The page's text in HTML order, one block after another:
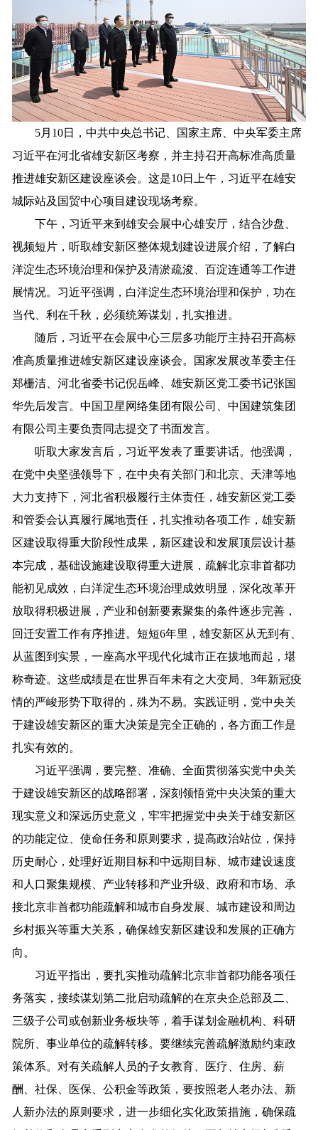
5月10日，中共中央总书记、国家主席、中央军委主席
习近平在河北省雄安新区考察，并主持召开高标准高质量
推进雄安新区建设座谈会。这是10日上午，习近平在雄安
城际站及国贸中心项目建设现场考察。
下午，习近平来到雄安会展中心雄安厅，结合沙盘、
视频短片，听取雄安新区整体规划建设进展介绍，了解白
洋淀生态环境治理和保护及清淤疏浚、百淀连通等工作进
展情况。习近平强调，白洋淀生态环境治理和保护，功在
当代、利在千秋，必须统筹谋划，扎实推进。
随后，习近平在会展中心三层多功能厅主持召开高标
准高质量推进雄安新区建设座谈会。国家发展改革委主任
郑栅洁、河北省委书记倪岳峰、雄安新区党工委书记张国
华先后发言。中国卫星网络集团有限公司、中国建筑集团
有限公司主要负责同志提交了书面发言。
听取大家发言后，习近平发表了重要讲话。他强调，
在党中央坚强领导下，在中央有关部门和北京、天津等地
大力支持下，河北省积极履行主体责任，雄安新区党工委
和管委会认真履行属地责任，扎实推动各项工作，雄安新
区建设取得重大阶段性成果，新区建设和发展顶层设计基
本完成，基础设施建设取得重大进展，疏解北京非首都功
能初见成效，白洋淀生态环境治理成效明显，深化改革开
放取得积极进展，产业和创新要素聚集的条件逐步完善，
回迁安置工作有序推进。短短6年里，雄安新区从无到有、
从蓝图到实景，一座高水平现代化城市正在拔地而起，堪
称奇迹。这些成绩是在世界百年未有之大变局、3年新冠疫
情的严峻形势下取得的，殊为不易。实践证明，党中央关
于建设雄安新区的重大决策是完全正确的，各方面工作是
扎实有效的。
习近平强调，要完整、准确、全面贯彻落实党中央关
于建设雄安新区的战略部署，深刻领悟党中央决策的重大
现实意义和深远历史意义，牢牢把握党中央关于雄安新区
的功能定位、使命任务和原则要求，提高政治站位，保持
历史耐心，处理好近期目标和中远期目标、城市建设速度
和人口聚集规模、产业转移和产业升级、政府和市场、承
接北京非首都功能疏解和城市自身发展、城市建设和周边
乡村振兴等重大关系，确保雄安新区建设和发展的正确方
向。
习近平指出，要扎实推动疏解北京非首都功能各项任
务落实，接续谋划第二批启动疏解的在京央企总部及二、
三级子公司或创新业务板块等，着手谋划金融机构、科研
院所、事业单位的疏解转移。要继续完善疏解激励约束政
策体系。对有关疏解人员的子女教育、医疗、住房、薪
酬、社保、医保、公积金等政策，要按照老人老办法、新
人新办法的原则要求，进一步细化实化政策措施，确保疏